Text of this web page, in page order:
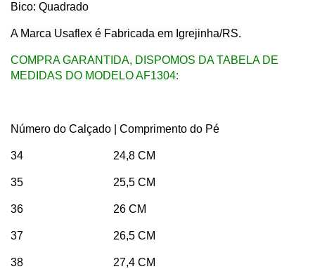
Bico: Quadrado
A Marca Usaflex é Fabricada em Igrejinha/RS.
COMPRA GARANTIDA, DISPOMOS DA TABELA DE
MEDIDAS DO MODELO AF1304:
Número do Calçado | Comprimento do Pé
34 24,8 CM
35 25,5 CM
36 26 CM
37 26,5 CM
38 27,4 CM